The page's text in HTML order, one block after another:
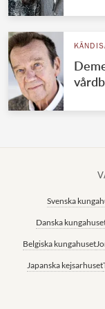
Svenska
Danska
Belgiska kungahuset
Japanska kejsarhuset